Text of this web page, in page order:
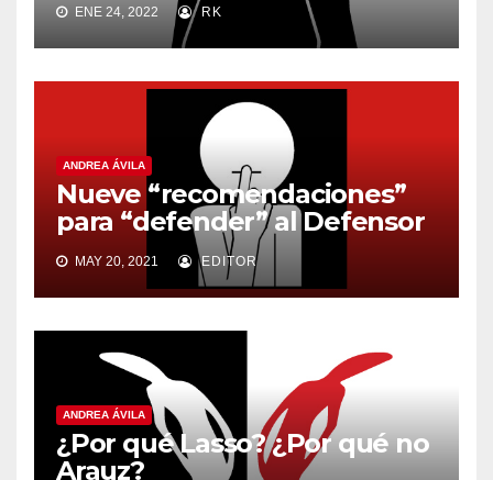
ENE 24, 2022 RK
ANDREA ÁVILA
Nueve “recomendaciones”
para “defender” al Defensor
MAY 20, 2021 EDITOR
ANDREA ÁVILA
¿Por qué Lasso? ¿Por qué no
Arauz?